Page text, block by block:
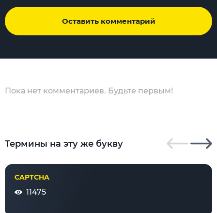
Оставить комментарий
Пока нет комментариев. Будьте первым!
Термины на эту же букву
CAPTCHA
11475